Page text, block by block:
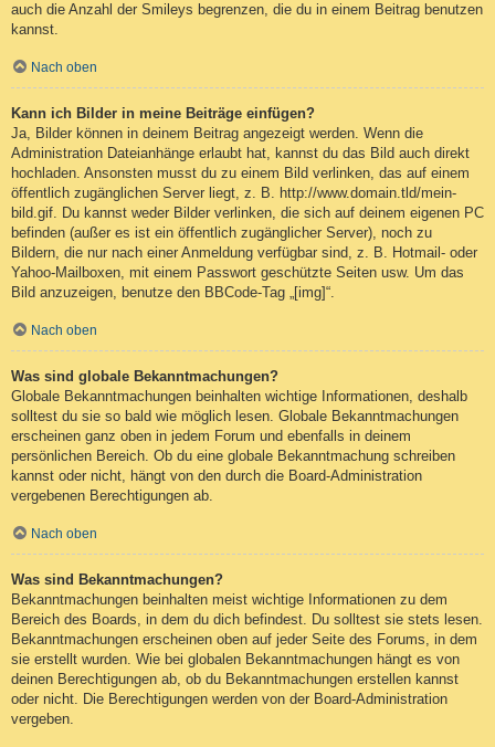
auch die Anzahl der Smileys begrenzen, die du in einem Beitrag benutzen
kannst.
Nach oben
Kann ich Bilder in meine Beiträge einfügen?
Ja, Bilder können in deinem Beitrag angezeigt werden. Wenn die
Administration Dateianhänge erlaubt hat, kannst du das Bild auch direkt
hochladen. Ansonsten musst du zu einem Bild verlinken, das auf einem
öffentlich zugänglichen Server liegt, z. B. http://www.domain.tld/mein-
bild.gif. Du kannst weder Bilder verlinken, die sich auf deinem eigenen PC
befinden (außer es ist ein öffentlich zugänglicher Server), noch zu
Bildern, die nur nach einer Anmeldung verfügbar sind, z. B. Hotmail- oder
Yahoo-Mailboxen, mit einem Passwort geschützte Seiten usw. Um das
Bild anzuzeigen, benutze den BBCode-Tag „[img]“.
Nach oben
Was sind globale Bekanntmachungen?
Globale Bekanntmachungen beinhalten wichtige Informationen, deshalb
solltest du sie so bald wie möglich lesen. Globale Bekanntmachungen
erscheinen ganz oben in jedem Forum und ebenfalls in deinem
persönlichen Bereich. Ob du eine globale Bekanntmachung schreiben
kannst oder nicht, hängt von den durch die Board-Administration
vergebenen Berechtigungen ab.
Nach oben
Was sind Bekanntmachungen?
Bekanntmachungen beinhalten meist wichtige Informationen zu dem
Bereich des Boards, in dem du dich befindest. Du solltest sie stets lesen.
Bekanntmachungen erscheinen oben auf jeder Seite des Forums, in dem
sie erstellt wurden. Wie bei globalen Bekanntmachungen hängt es von
deinen Berechtigungen ab, ob du Bekanntmachungen erstellen kannst
oder nicht. Die Berechtigungen werden von der Board-Administration
vergeben.